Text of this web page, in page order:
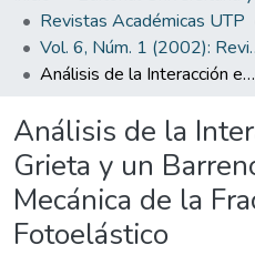
Revistas Académicas UTP
Vol. 6, Núm.
Análisis de la Interacción entre una Grieta y un Barreno Aplicando la Mecánica de la Fractura y el Método Fotoelástico
Análisis de la
Grieta y un
Mecánica de la
Fotoelástico